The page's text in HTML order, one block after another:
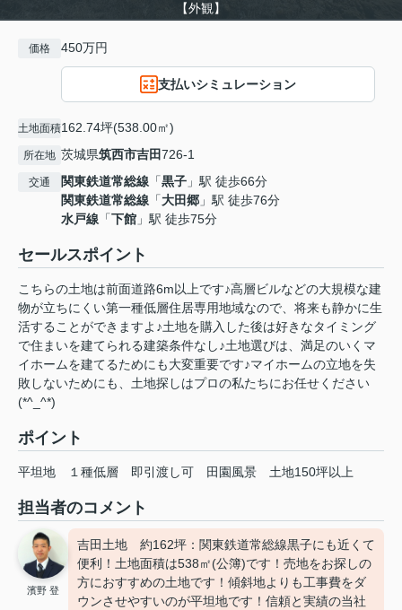
【外観】
価格 450万円
支払いシミュレーション
土地面積162.74坪(538.00㎡)
所在地 茨城県筑西市吉田726-1
交通 関東鉄道常総線 「黒子 」駅 徒歩66分
関東鉄道常総線 「大田郷 」駅 徒歩76分
水戸線 「下館 」駅 徒歩75分
セールスポイント
こちらの土地は前面道路6m以上です♪高層ビルなどの大規模な建
物が立ちにくい第一種低層住居専用地域なので、将来も静かに生
活することができますよ♪土地を購入した後は好きなタイミング
で住まいを建てられる建築条件なし♪土地選びは、満足のいくマ
イホームを建てるためにも大変重要です♪マイホームの立地を失
敗しないためにも、土地探しはプロの私たちにお任せください
(*^_^*)
ポイント
平坦地 １種低層 即引渡し可 田園風景 土地150坪以上
担当者のコメント
濱野 登
吉田土地 約162坪：関東鉄道常総線黒子にも近くて
便利！土地面積は538㎡(公簿)です！売地をお探しの
方におすすめの土地です！傾斜地よりも工事費をダ
ウンさせやすいのが平坦地です！信頼と実績の当社